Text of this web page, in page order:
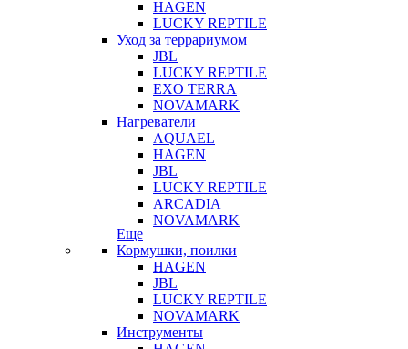
HAGEN
LUCKY REPTILE
Уход за террариумом
JBL
LUCKY REPTILE
EXO TERRA
NOVAMARK
Нагреватели
AQUAEL
HAGEN
JBL
LUCKY REPTILE
ARCADIA
NOVAMARK
Еще
Кормушки, поилки
HAGEN
JBL
LUCKY REPTILE
NOVAMARK
Инструменты